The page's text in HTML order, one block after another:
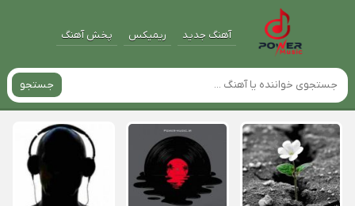
آهنگ جدید ریمیکس پخش آهنگ
جستجو